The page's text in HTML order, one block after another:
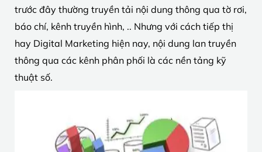
trước đây thường truyền tải nội dung thông qua tờ rơi,
báo chí, kênh truyền hình, .. Nhưng với cách tiếp thị
hay Digital Marketing hiện nay, nội dung lan truyền
thông qua các kênh phân phối là các nền tảng kỹ
thuật số.